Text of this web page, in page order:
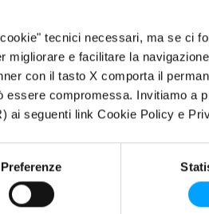
tecnici necessari, ma se ci
migliorare e facilitare la
con il tasto X comporta il
essere compromessa. Invitiamo a
ai seguenti link Cookie Policy e
Preferenze
protegge il circuito lavavetri evitando
in base alla protezione antigelo
da 250 ml + 750 ml di acqua:
da 250 ml + 250 ml di acqua: